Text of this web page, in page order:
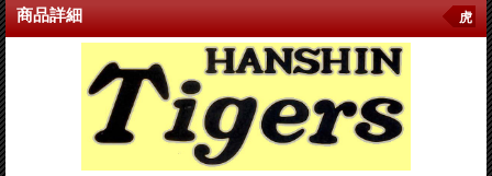
商品詳細 虎